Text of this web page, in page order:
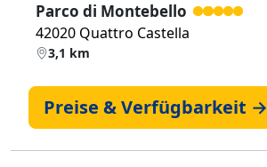
Parco di Montebello
42020 Quattro Castella
3,1 km
Preise & Verfügbarkeit →